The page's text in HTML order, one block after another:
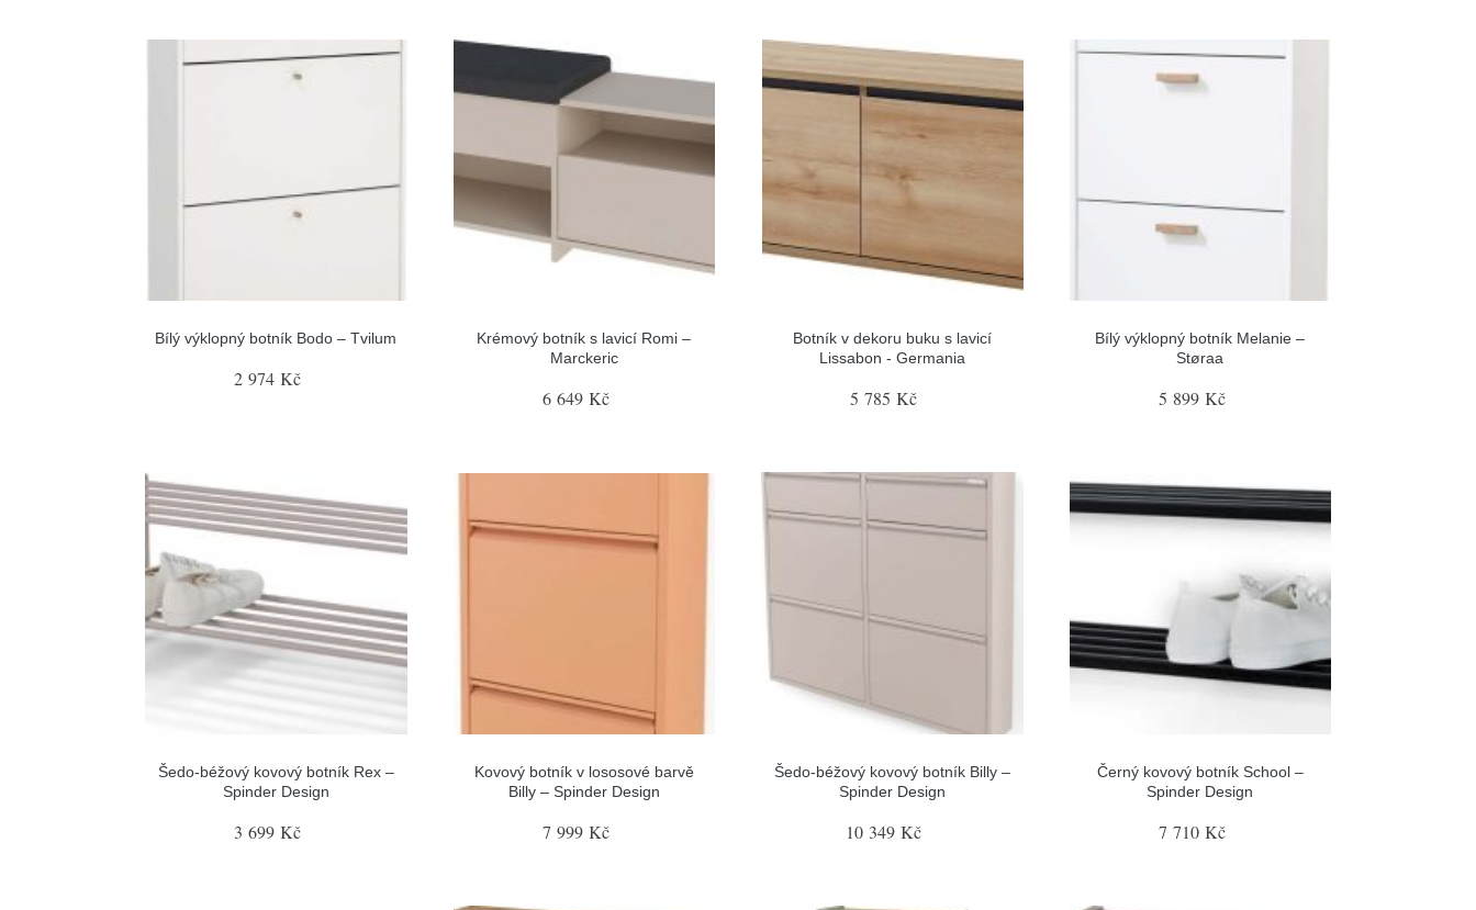
Bílý výklopný botník Bodo – Tvilum
2 974 Kč
Krémový botník s lavicí Romi –
Marckeric
6 649 Kč
Botník v dekoru buku s lavicí
Lissabon - Germania
5 785 Kč
Bílý výklopný botník Melanie –
Støraa
5 899 Kč
Šedo-béžový kovový botník Rex –
Spinder Design
3 699 Kč
Kovový botník v lososové barvě
Billy – Spinder Design
7 999 Kč
Šedo-béžový kovový botník Billy –
Spinder Design
10 349 Kč
Černý kovový botník School –
Spinder Design
7 710 Kč